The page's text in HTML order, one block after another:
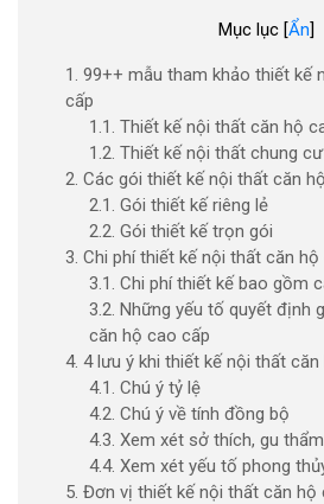
Mục lục [Ẩn]
1. 99++ mẫu tham khảo thiết kế
cấp
1.1. Thiết kế nội thất căn hộ
1.2. Thiết kế nội thất chung
2. Các gói thiết kế nội thất căn
2.1. Gói thiết kế riêng lẻ
2.2. Gói thiết kế trọn gói
3. Chi phí thiết kế nội thất căn
3.1. Chi phí thiết kế bao gồm
3.2. Những yếu tố quyết định
căn hộ cao cấp
4. 4 lưu ý khi thiết kế nội thất
4.1. Chú ý tỷ lệ
4.2. Chú ý về tính đồng bộ
4.3. Xem xét sở thích, gu
4.4. Xem xét yếu tố phong
5. Đơn vị thiết kế nội thất căn hộ